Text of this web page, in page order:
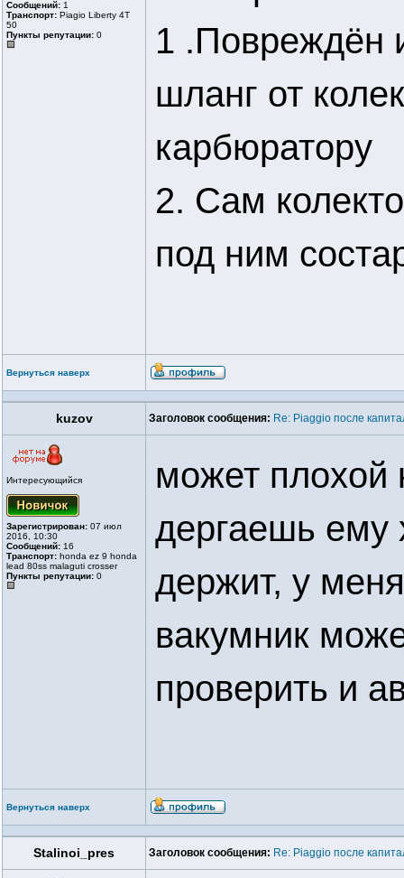
Сообщений: 1
Транспорт: Piagio Liberty 4Т
50
Пункты репутации: 0
1 .Повреждён
шланг от
карбюратору
2. Сам
под ним
Вернуться наверх
kuzov Заголовок сообщения: Re: Piaggio после
Интересующийся
Зарегистрирован: 07 июл
2016, 10:30
Сообщений: 16
Транспорт: honda ez 9 honda
lead 80ss malaguti crosser
Пункты репутации: 0
может плохой
дергаешь ему
держит, у
вакумник
проверить и
Вернуться наверх
Stalinoi_pres Заголовок сообщения: Re: Piaggio после